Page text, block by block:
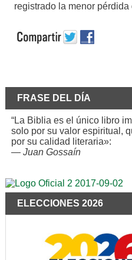
registrado la menor pérdida
FRASE DEL DÍA
“La Biblia es el único libro
solo por su valor espiritual,
por su calidad literaria»:
— Juan Gossaín
ELECCIONES 2026